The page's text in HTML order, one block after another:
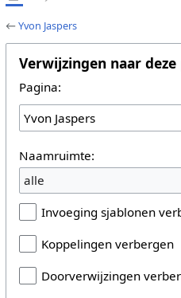
←Yvon Jaspers
Verwijzingen naar deze
Pagina:
Naamruimte:
alle
Invoeging sjablonen
Koppelingen verbergen
Doorverwijzingen